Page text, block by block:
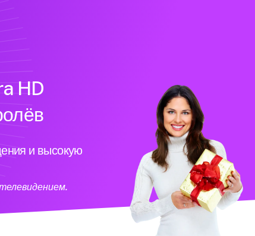
HD
и высокую